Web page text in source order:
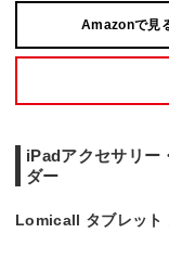
Amazonで見
iPadアクセサリー
ダー
Lomicall タブレット